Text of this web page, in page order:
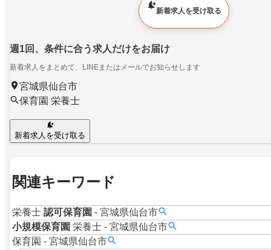
新着求人を受け取る
週1回、条件に合う求人だけをお届け
新着求人をまとめて、LINEまたはメールでお知らせします
宮城県仙台市
保育園 栄養士
新着求人を受け取る
関連キーワード
栄養士 認可保育園 - 宮城県仙台市
小規模保育園 栄養士 - 宮城県仙台市
保育園 - 宮城県仙台市